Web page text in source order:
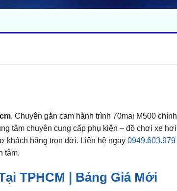
. Chuyên gắn cam hành trình 70mai M500 chính
tâm chuyên cung cấp phụ kiện – đồ chơi xe hơi
khách hãng trọn đời. Liên hệ ngay 0949.603.979
tâm.
TPHCM | Bảng Giá Mới